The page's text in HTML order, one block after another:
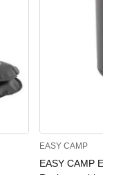
EASY CAMP
EASY CAMP